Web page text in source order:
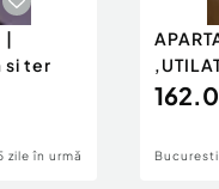
|
si ter
zile în urmă Bucuresti